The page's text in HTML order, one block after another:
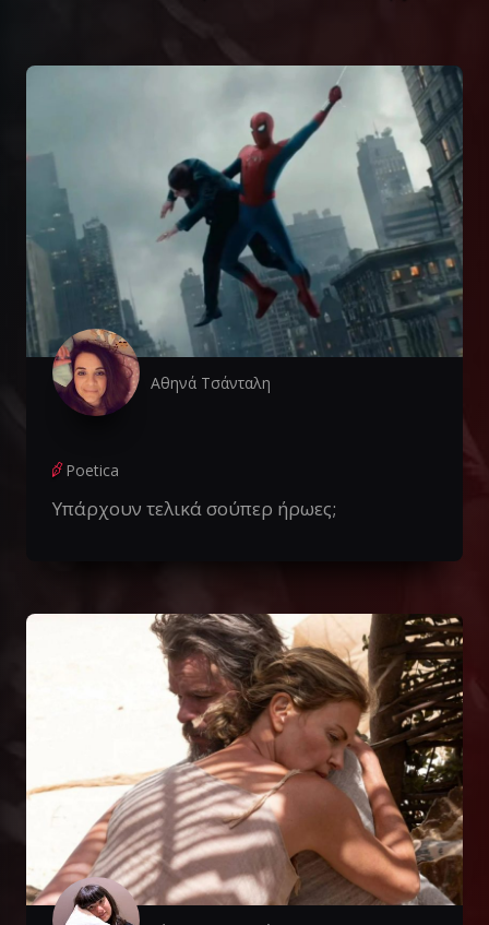
Αθηνά Τσάνταλη
Poetica
Υπάρχουν τελικά σούπερ ήρωες;